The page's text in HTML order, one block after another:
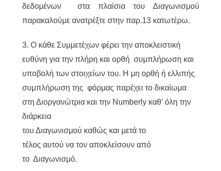
δεδομένων στα πλαίσια του Διαγωνισμού
παρακαλούμε ανατρέξτε στην παρ.13 κατωτέρω.
3. Ο κάθε Συμμετέχων φέρει την αποκλειστική
ευθύνη για την πλήρη και ορθή συμπλήρωση και
υποβολή των στοιχείων του. Η μη ορθή ή ελλιπής
συμπλήρωση της φόρμας παρέχει το δικαίωμα
στη Διοργανώτρια και την Numberly καθ’ όλη την
διάρκεια
του Διαγωνισμού καθώς και μετά το
τέλος αυτού να τον αποκλείσουν από
το Διαγωνισμό.